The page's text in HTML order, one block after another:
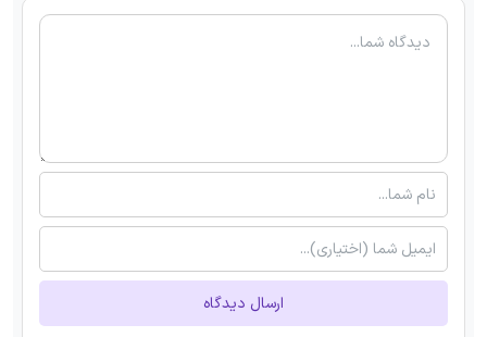
ارسال دیدگاه